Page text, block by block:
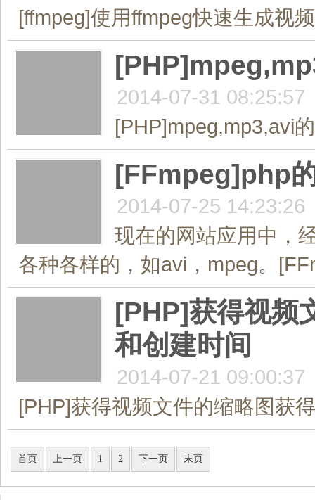
[ffmpeg]使用ffmpeg快速生成视
2014-07-31 08:25:57
[PHP]mpeg,mp3,avi
[FFmpeg]php
2014-07-25 14:23:26
现在的网站应用中，
各种各样的，如avi，mpeg。
[PHP]获得视频
和创建时间
2014-07-21 09:00:37
[PHP]获得视频文件的缩略图获
首页 上一页 1 2 下一页 末页